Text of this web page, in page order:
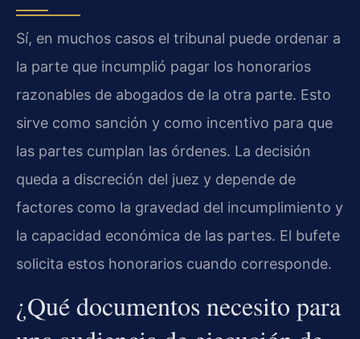
Sí, en muchos casos el tribunal puede ordenar a
la parte que incumplió pagar los honorarios
razonables de abogados de la otra parte. Esto
sirve como sanción y como incentivo para que
las partes cumplan las órdenes. La decisión
queda a discreción del juez y depende de
factores como la gravedad del incumplimiento y
la capacidad económica de las partes. El bufete
solicita estos honorarios cuando corresponde.
¿Qué documentos necesito para